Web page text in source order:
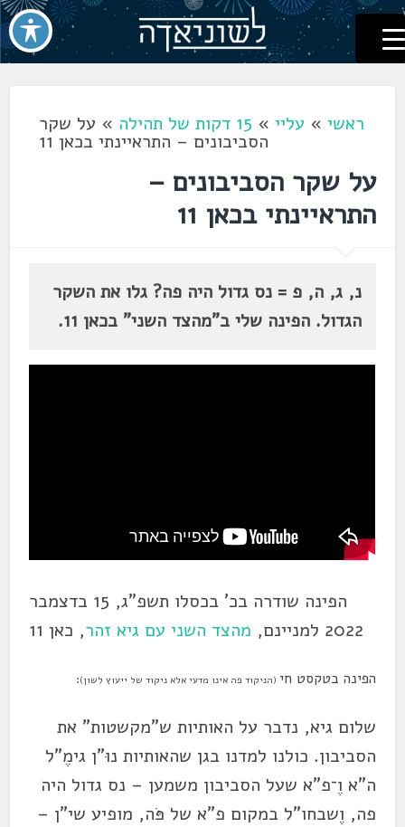
דלג
לתוכן
לשוניאדה
עברית. לשון. שפה
ראשי» עליי» 15 דקות של תהילה » על שקר
הסביבונים – התראיינתי בכאן 11
על שקר הסביבונים –
התראיינתי בכאן 11
נ, ג, ה, פ = נס גדול היה פה? גלו את השקר
הגדול. הפינה שלי ב"מהצד השני" בכאן 11.
הפינה שודרה בכ' בכסלו תשפ"ג, 15 בדצמבר
2022 למניינם,
מהצד השני עם גיא זהר, כאן 11
הפינה בטקסט חי (הניקוד פה אינו מדעי אלא ניקוד של ייעוץ לשון):
שלום גיא, נדבר על האותיות ש"מקשטות" את
הסביבון. כולנו למדנו בגן שהאותיות נוּ"ן גימֶ"ל
ה"א וֶ־פ"א שעל הסביבון משמען – נס גדול היה
פה, וֶשבחו"ל במקום פ"א של פֹּה, מופיע שי"ן –